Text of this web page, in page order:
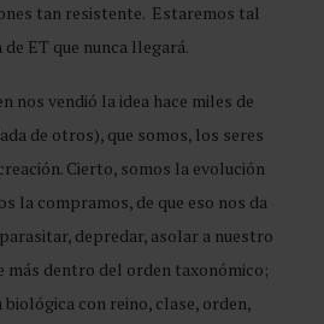
tan resistente. Estaremos tal
ET que nunca llegará.
nos vendió la idea hace miles de
de otros), que somos, los seres
Cierto, somos la evolución
la compramos, de que eso nos da
depredar, asolar a nuestro
más dentro del orden taxonómico;
con reino, clase, orden,